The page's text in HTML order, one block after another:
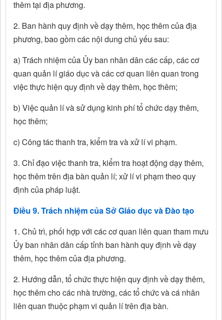
thêm tại địa phương.
2. Ban hành quy định về dạy thêm, học thêm của địa
phương, bao gồm các nội dung chủ yếu sau:
a) Trách nhiệm của Ủy ban nhân dân các cấp, các cơ
quan quản lí giáo dục và các cơ quan liên quan trong
việc thực hiện quy định về dạy thêm, học thêm;
b) Việc quản lí và sử dụng kinh phí tổ chức dạy thêm,
học thêm;
c) Công tác thanh tra, kiểm tra và xử lí vi phạm.
3. Chỉ đạo việc thanh tra, kiểm tra hoạt động dạy thêm,
học thêm trên địa bàn quản lí; xử lí vi phạm theo quy
định của pháp luật.
Điều 9. Trách nhiệm của Sở Giáo dục và Đào tạo
1. Chủ trì, phối hợp với các cơ quan liên quan tham mưu
Ủy ban nhân dân cấp tỉnh ban hành quy định về dạy
thêm, học thêm của địa phương.
2. Hướng dẫn, tổ chức thực hiện quy định về dạy thêm,
học thêm cho các nhà trường, các tổ chức và cá nhân
liên quan thuộc phạm vi quản lí trên địa bàn.